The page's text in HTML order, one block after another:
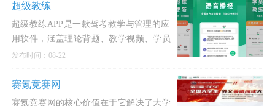
超级教练
超级教练APP是一款驾考教学与管理的应
用软件，涵盖理论背题、教学视频、学员
管理、招生宣传等实用功能，教练可随时
发布时间：08-22
赛氪竞赛网
赛氪竞赛网的核心价值在于它解决了大学